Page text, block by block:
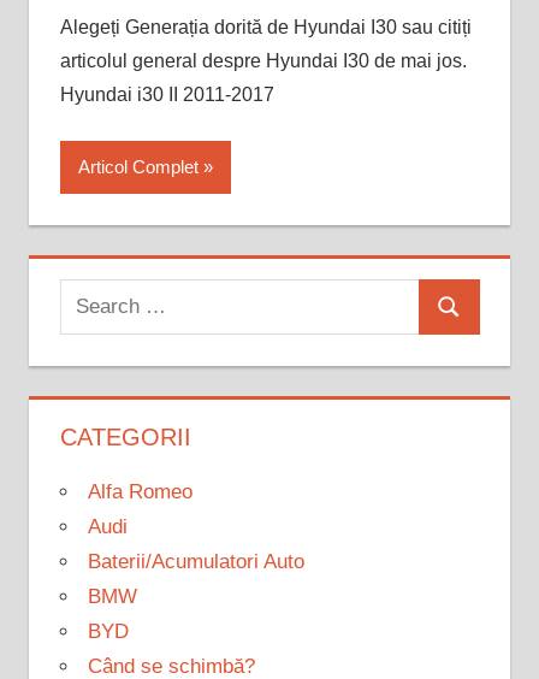
Alegeți Generația dorită de Hyundai I30 sau citiți
articolul general despre Hyundai I30 de mai jos.
Hyundai i30 II 2011-2017
Articol Complet
Search
for:
Search
CATEGORII
Alfa Romeo
Audi
Baterii/Acumulatori Auto
BMW
BYD
Când se schimbă?